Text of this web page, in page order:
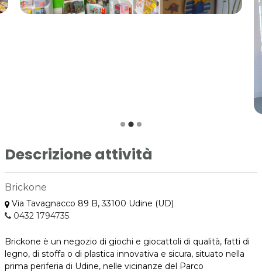
Descrizione attività
Brickone
Via Tavagnacco 89 B, 33100 Udine (UD)
0432 1794735
Brickone è un negozio di giochi e giocattoli di qualità, fatti di
legno, di stoffa o di plastica innovativa e sicura, situato nella
prima periferia di Udine, nelle vicinanze del Parco